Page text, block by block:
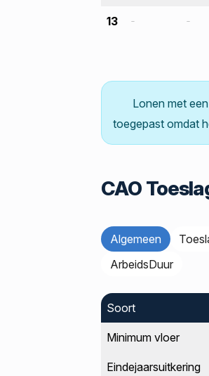
13 - -
Lonen met een
toegepast omdat
CAO
Algemeen
ArbeidsDuur
Soort
Minimum vloer
Eindejaarsuitkering